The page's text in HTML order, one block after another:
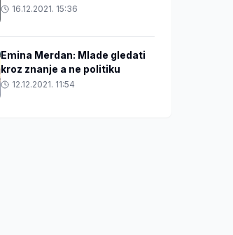
16.12.2021. 15:36
Emina Merdan: Mlade gledati
kroz znanje a ne politiku
12.12.2021. 11:54